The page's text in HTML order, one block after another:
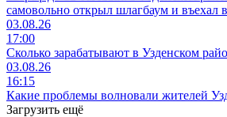
самовольно открыл шлагбаум и въехал
03.08.26
17:00
Сколько зарабатывают в Узденском
03.08.26
16:15
Какие проблемы волновали жителей
Загрузить ещё